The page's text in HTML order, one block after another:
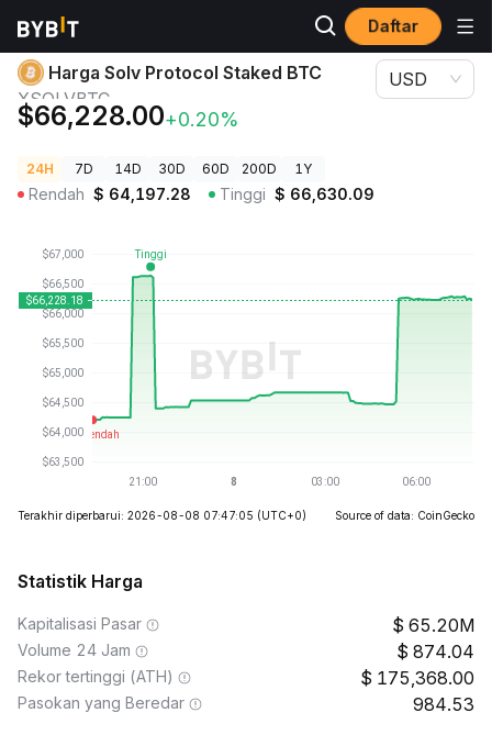
Daftar
Harga Kripto Harga Solv Protocol Staked BTC XSOLVBTC
Harga Solv Protocol Staked BTC
XSOLVBTC
$66,228.00+0.20%
USD
24H 7D 14D 30D 60D 200D 1Y
Rendah $ 64,197.28 Tinggi $ 66,630.09
Terakhir diperbarui: 2026-08-08 07:47:05 (UTC+0) Source of data: CoinGecko
Statistik Harga
Kapitalisasi Pasar 65.20M
Volume 24 Jam 874.04
Rekor tertinggi (ATH) 175,368.00
Pasokan yang Beredar 984.53